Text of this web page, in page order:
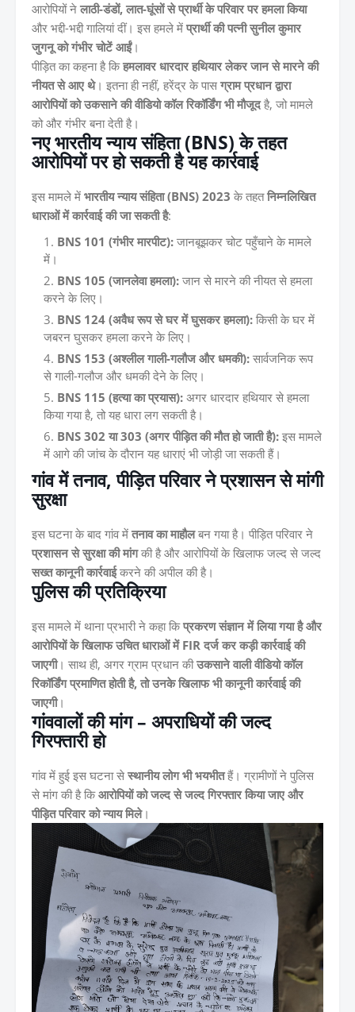
आरोपियों ने लाठी-डंडों, लात-घूंसों से प्रार्थी के परिवार पर हमला किया
और भद्दी-भद्दी गालियां दीं। इस हमले में प्रार्थी की पत्नी सुनील कुमार
जुगनू को गंभीर चोटें आईं।
पीड़ित का कहना है किहमलावर धारदार हथियार लेकर जान से मारने की
नीयत से आए थे। इतना ही नहीं, हरेंद्र के पास ग्राम प्रधान द्वारा
आरोपियों को उकसाने की वीडियो कॉल रिकॉर्डिंग भी मौजूदहै, जो मामले
को और गंभीर बना देती है।
नए भारतीय न्याय संहिता (BNS) के तहत
आरोपियों पर हो सकती है यह कार्रवाई
इस मामले में भारतीय न्याय संहिता (BNS) 2023 के तहतनिम्नलिखित
धाराओं में कार्रवाई की जा सकती है:
BNS 101 (गंभीर मारपीट): जानबूझकर चोट पहुँचाने के मामले
में।
BNS 105 (जानलेवा हमला): जान से मारने की नीयत से हमला
करने के लिए।
BNS 124 (अवैध रूप से घर में घुसकर हमला): किसी के घर में
जबरन घुसकर हमला करने के लिए।
BNS 153 (अश्लील गाली-गलौज और धमकी): सार्वजनिक रूप
से गाली-गलौज और धमकी देने के लिए।
BNS 115 (हत्या का प्रयास): अगर धारदार हथियार से हमला
किया गया है, तो यह धारा लग सकती है।
BNS 302 या 303 (अगर पीड़ित की मौत हो जाती है): इस मामले
में आगे की जांच के दौरान यह धाराएं भी जोड़ी जा सकती हैं।
गांव में तनाव, पीड़ित परिवार ने प्रशासन से मांगी
सुरक्षा
इस घटना के बाद गांव में तनाव का माहौलबन गया है। पीड़ित परिवार ने
प्रशासन से सुरक्षा की मांगकी है और आरोपियों के खिलाफ जल्द से जल्द
सख्त कानूनी कार्रवाईकरने की अपील की है।
पुलिस की प्रतिक्रिया
इस मामले में थाना प्रभारी ने कहा किप्रकरण संज्ञान में लिया गया है और
आरोपियों के खिलाफ उचित धाराओं में FIR दर्ज कर कड़ी कार्रवाई की
जाएगी। साथ ही, अगर ग्राम प्रधान कीउकसाने वाली वीडियो कॉल
रिकॉर्डिंग प्रमाणित होती है, तो उनके खिलाफ भी कानूनी कार्रवाई की
जाएगी।
गांववालों की मांग – अपराधियों की जल्द
गिरफ्तारी हो
गांव में हुई इस घटना से स्थानीय लोग भी भयभीतहैं। ग्रामीणों ने पुलिस
से मांग की है किआरोपियों को जल्द से जल्द गिरफ्तार किया जाए और
पीड़ित परिवार को न्याय मिले।